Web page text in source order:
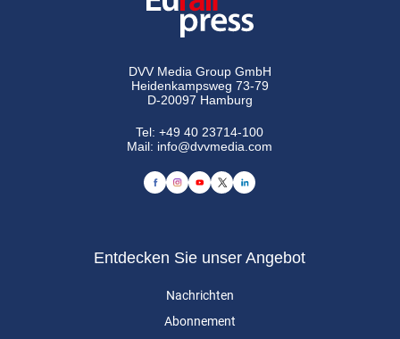
DVV Media Group GmbH
Heidenkampsweg 73-79
D-20097 Hamburg
Tel:+49 40 23714-100
Mail: info@dvvmedia.com
Entdecken Sie unser Angebot
Nachrichten
Abonnement